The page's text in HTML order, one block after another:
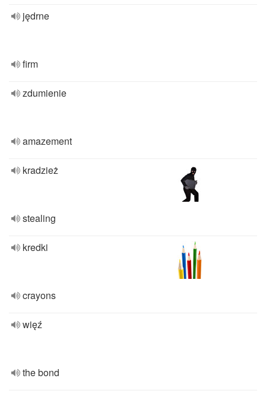
jędrne
firm
zdumienie
amazement
kradzież
stealing
kredki
crayons
więź
the bond